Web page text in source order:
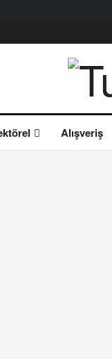
Alışveriş